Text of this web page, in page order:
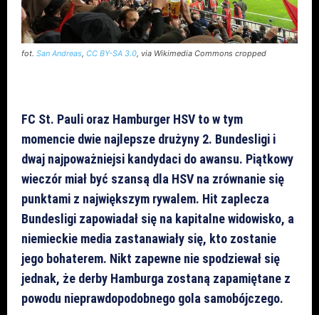
fot. San Andreas, CC BY-SA 3.0, via Wikimedia Commons cropped
FC St. Pauli oraz Hamburger HSV to w tym
momencie dwie najlepsze drużyny 2. Bundesligi i
dwaj najpoważniejsi kandydaci do awansu. Piątkowy
wieczór miał być szansą dla HSV na zrównanie się
punktami z największym rywalem. Hit zaplecza
Bundesligi zapowiadał się na kapitalne widowisko, a
niemieckie media zastanawiały się, kto zostanie
jego bohaterem. Nikt zapewne nie spodziewał się
jednak, że derby Hamburga zostaną zapamiętane z
powodu nieprawdopodobnego gola samobójczego.